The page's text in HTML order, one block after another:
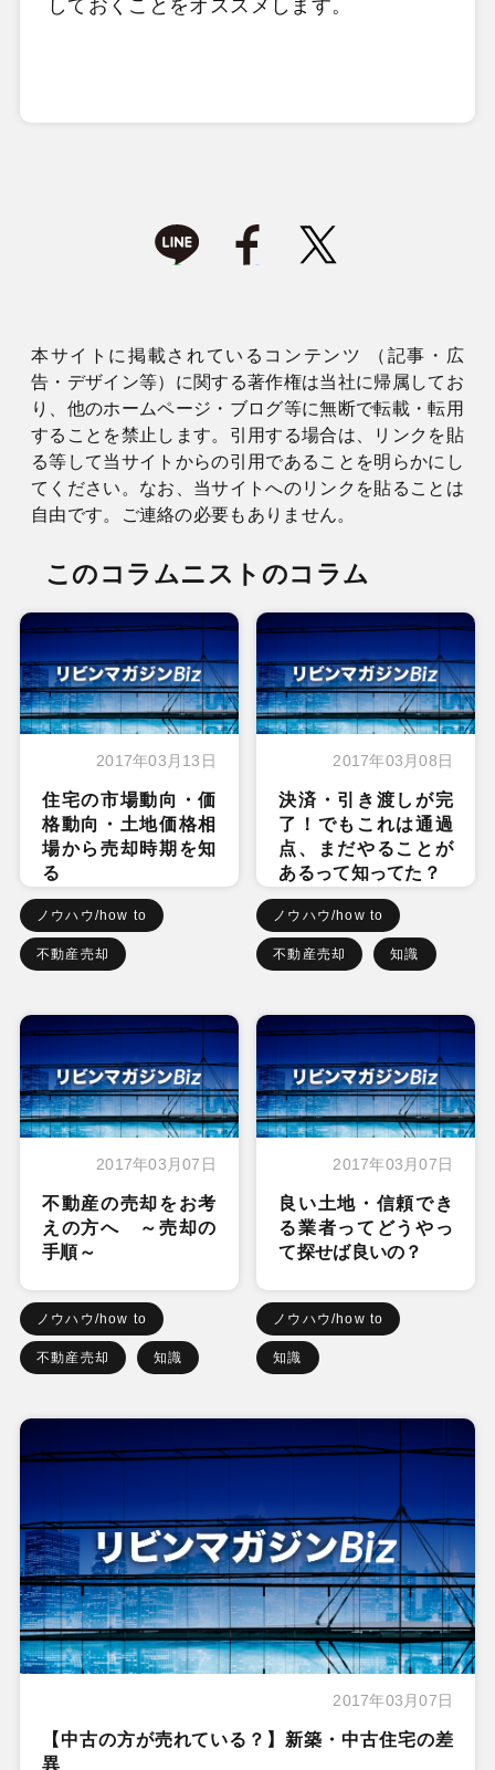
しておくことをオススメします。
本サイトに掲載されているコンテンツ （記事・広
告・デザイン等）に関する著作権は当社に帰属してお
り、他のホームページ・ブログ等に無断で転載・転用
することを禁止します。引用する場合は、リンクを貼
る等して当サイトからの引用であることを明らかにし
てください。なお、当サイトへのリンクを貼ることは
自由です。ご連絡の必要もありません。
このコラムニストのコラム
2017年03月13日
住宅の市場動向・価
格動向・土地価格相
場から売却時期を知
る
ノウハウ/how to
不動産売却
2017年03月08日
決済・引き渡しが完
了！でもこれは通過
点、まだやることが
あるって知ってた？
ノウハウ/how to
不動産売却 知識
2017年03月07日
不動産の売却をお考
えの方へ ～売却の
手順～
ノウハウ/how to
不動産売却 知識
2017年03月07日
良い土地・信頼でき
る業者ってどうやっ
て探せば良いの？
ノウハウ/how to
知識
2017年03月07日
【中古の方が売れている？】新築・中古住宅の差
異